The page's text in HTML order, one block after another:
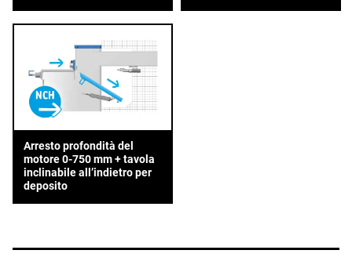
Arresto profondità del
motore 0-750 mm + tavola
inclinabile all’indietro per
deposito